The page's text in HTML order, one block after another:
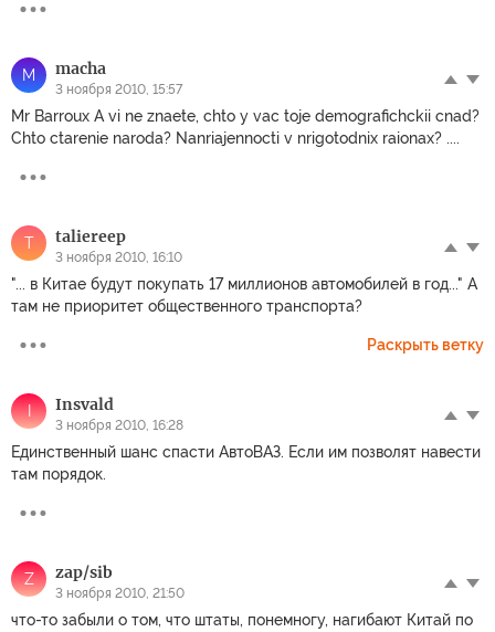
M macha
3 ноября 2010, 15:57
Mr Barroux A vi ne znaete, chto y vac toje demografichckii cnad?
Chto ctarenie naroda? Nanriajennocti v nrigotodnix raionax? ....
T taliereep
3 ноября 2010, 16:10
"... в Китае будут покупать 17 миллионов автомобилей в год..." А
там не приоритет общественного транспорта?
Раскрыть ветку
I Insvald
3 ноября 2010, 16:28
Единственный шанс спасти АвтоВАЗ. Если им позволят навести
там порядок.
Z zap/sib
3 ноября 2010, 21:50
что-то забыли о том, что штаты, понемногу, нагибают Китай по